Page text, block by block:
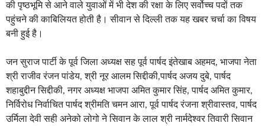
की पृष्ठभूमि से आने वाले युवाओं में भी देश की रक्षा के लिए सर्वोच्च पदों तक
पहुंचने की काबिलियत होती है। सीवान से दिल्ली तक यह खबर चर्चा का विषय
बनी हुई है।
जन सुराज पार्टी के पूर्व जिला अध्यक्ष सह पूर्व पार्षद इंतेखाब अहमद, भाजपा नेता
श्री राजीव रंजन पांडेय, श्री नूर आलम सिद्दीकी,पार्षद अजय दुबे, पार्षद
शहाबुद्दीन सिद्दीकी, नगर अध्यक्ष भाजपा अमित कुमार सिंह, पार्षद अमित कुमार,
निर्विरोध निर्वाचित पार्षद श्रीमति चमन आरा, पूर्व पार्षद रंजना श्रीवास्तव, पार्षद
उर्मिला देवी सही अनेको लोगो ने सिवान के लाल श्री नार्मदेश्वर तिवारी सिवान